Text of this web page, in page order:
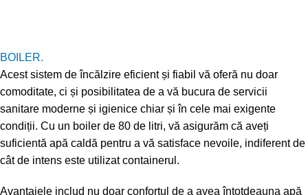
BOILER.
Acest sistem de încălzire eficient și fiabil vă oferă nu doar
comoditate, ci și posibilitatea de a vă bucura de servicii
sanitare moderne și igienice chiar și în cele mai exigente
condiții. Cu un boiler de 80 de litri, vă asigurăm că aveți
suficientă apă caldă pentru a vă satisface nevoile, indiferent de
cât de intens este utilizat containerul.
Avantajele includ nu doar confortul de a avea întotdeauna apă